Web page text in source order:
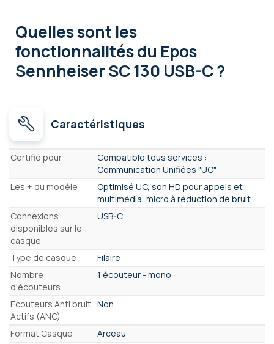
Quelles sont les
fonctionnalitésdu Epos
Sennheiser SC 130 USB-C ?
Caractéristiques
Caractéristiques
Certifié pour
Compatible tous services :
Communication Unifiées "UC"
Les + du modèle
Optimisé UC, son HD pour appels et
multimédia, micro à réduction de bruit
Connexions
disponibles sur le
casque
USB-C
Type de casque
Filaire
Nombre
d'écouteurs
1 écouteur - mono
Écouteurs Anti bruit
Actifs (ANC)
Non
Format Casque
Arceau